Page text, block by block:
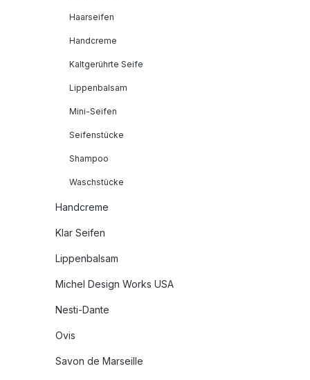
Haarseifen
Handcreme
Kaltgerührte Seife
Lippenbalsam
Mini-Seifen
Seifenstücke
Shampoo
Waschstücke
Handcreme
Klar Seifen
Lippenbalsam
Michel Design Works USA
Nesti-Dante
Ovis
Savon de Marseille